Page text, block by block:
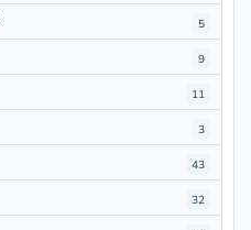
5
9
11
3
43
32